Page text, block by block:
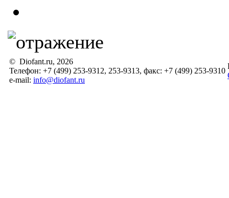
© Diofant.ru, 2026
Телефон: +7 (499) 253-9312, 253-9313, факс: +7 (499) 253-9310
e-mail: info@diofant.ru